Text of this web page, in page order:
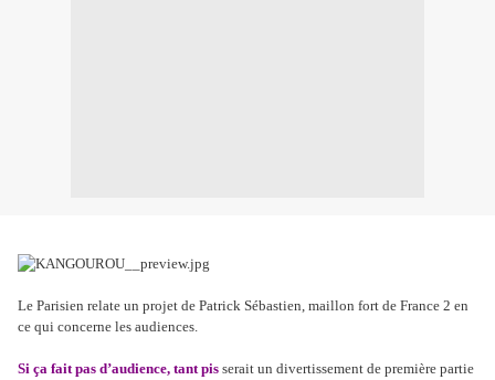
Le Parisien relate un projet de Patrick Sébastien, maillon fort de France 2 en
ce qui concerne les audiences.
Si ça fait pas d’audience, tant pis serait un divertissement de première partie